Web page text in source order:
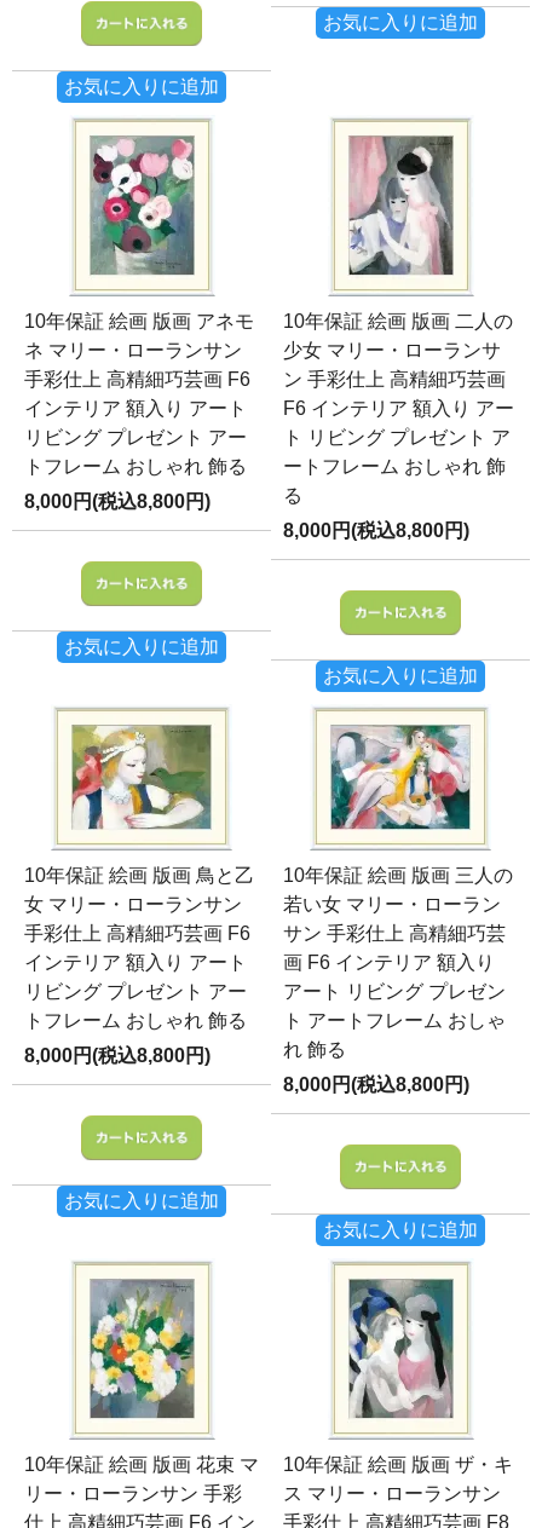
お気に入りに追加
お気に入りに追加
10年保証 絵画 版画 アネモ
ネ マリー・ローランサン
手彩仕上 高精細巧芸画 F6
インテリア 額入り アート
リビング プレゼント アー
トフレーム おしゃれ 飾る
8,000円(税込8,800円)
お気に入りに追加
10年保証 絵画 版画 二人の
少女 マリー・ローランサ
ン 手彩仕上 高精細巧芸画
F6 インテリア 額入り アー
ト リビング プレゼント ア
ートフレーム おしゃれ 飾
る
8,000円(税込8,800円)
お気に入りに追加
10年保証 絵画 版画 鳥と乙
女 マリー・ローランサン
手彩仕上 高精細巧芸画 F6
インテリア 額入り アート
リビング プレゼント アー
トフレーム おしゃれ 飾る
8,000円(税込8,800円)
お気に入りに追加
10年保証 絵画 版画 三人の
若い女 マリー・ローラン
サン 手彩仕上 高精細巧芸
画 F6 インテリア 額入り
アート リビング プレゼン
ト アートフレーム おしゃ
れ 飾る
8,000円(税込8,800円)
お気に入りに追加
10年保証 絵画 版画 花束 マ
リー・ローランサン 手彩
仕上 高精細巧芸画 F6 イン
10年保証 絵画 版画 ザ・キ
ス マリー・ローランサン
手彩仕上 高精細巧芸画 F8